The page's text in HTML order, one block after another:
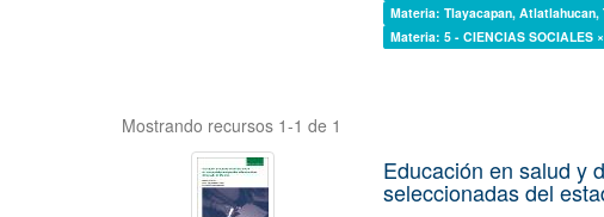
Materia: Tlayacapan, Atlatlahucan,
Materia: 5 - CIENCIAS SOCIALES ×
Mostrando recursos 1-1 de 1
Educación en salud y
seleccionadas del